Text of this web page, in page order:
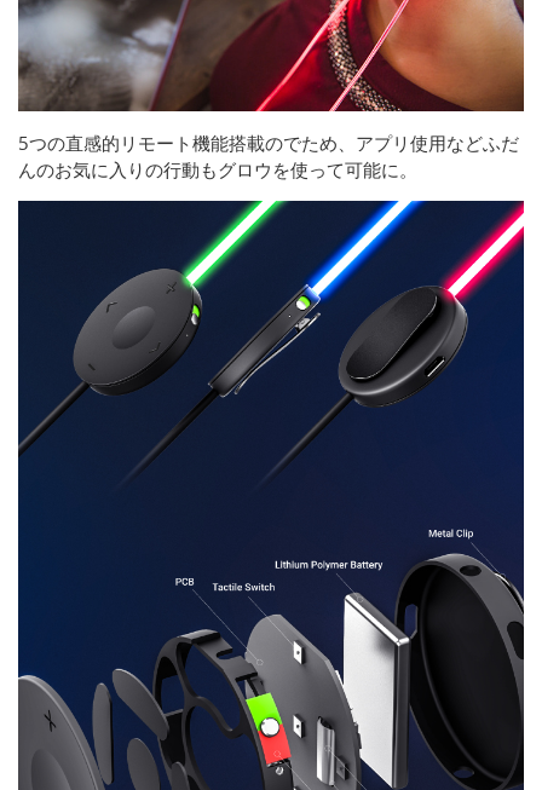
5つの直感的リモート機能搭載のでため、アプリ使用などふだ
んのお気に入りの行動もグロウを使って可能に。